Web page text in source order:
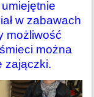
w zabawach
możliwość
można
zajączki.